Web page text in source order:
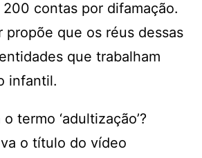
contas por difamação.
propõe que os réus dessas
que trabalham
infantil.
termo ‘adultização’?
o título do vídeo